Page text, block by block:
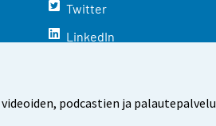
podcastien ja
Twitter
LinkedIn